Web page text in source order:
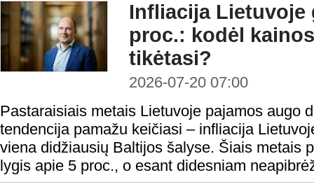
Infliacija Lietuvoje
proc.: kodėl
tikėtasi?
2026-07-20 07:00
Pastaraisiais metais Lietuvoje pajamos augo
tendencija pamažu keičiasi – infliacija
viena didžiausių Baltijos šalyse. Šiais metais
lygis apie 5 proc., o esant didesniam